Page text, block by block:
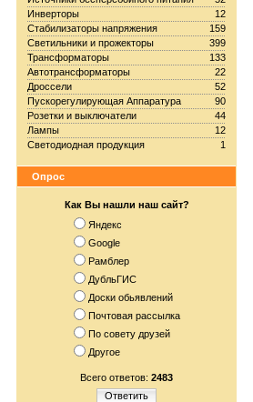
12
Инверторы
159
Стабилизаторы напряжения
399
Светильники и прожекторы
133
Трансформаторы
22
Автотрансформаторы
52
Дроссели
90
Пускорегулирующая Аппаратура
44
Розетки и выключатели
12
Лампы
1
Светодиодная продукция
Опрос
Как Вы нашли наш сайт?
Яндекс
Google
Рамблер
ДубльГИС
Доски обьявлений
Почтовая рассылка
По совету друзей
Другое
Всего ответов: 2483
Ответить